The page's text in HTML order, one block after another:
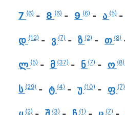
7 (6) 8 (6) 9 (6) ა (5)
დ (12) ვ (7) ზ (2) თ (8)
ლ (5) მ (37) ნ (7) ო (8)
ს (29) ტ (4) უ (10) ფ (7)
(2) (3) (1) (7)